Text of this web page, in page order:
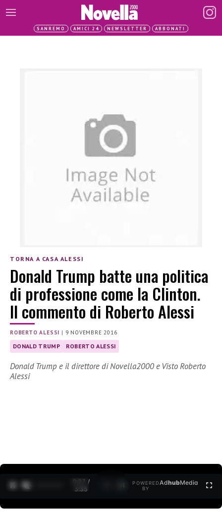
SANREMO AMICI 24 NEWSLETTER ABBONATI
TORNA A CASA ALESSI
Donald Trump batte una politica
di professione come la Clinton.
Il commento di Roberto Alessi
ROBERTO ALESSI | 9 NOVEMBRE 2016
DONALD TRUMP ROBERTO ALESSI
Donald Trump e il direttore di Novella2000 e Visto Roberto
Alessi
0:27 /
3:35
POWERED
BY
AdhubMedia